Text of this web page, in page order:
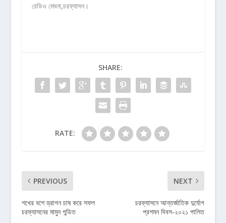
রেডিও মেঘনা,চরফ্যাসন।
SHARE:
RATE:
PREVIOUS
শখের বশে ড্রাগন চাষ করে সফল
চরফ্যাসনের মামুন পন্ডিত
NEXT
চরফ্যাসনে আন্তর্জাতিক দুর্যোগ
প্রশমন দিবস-২০২১ পালিত